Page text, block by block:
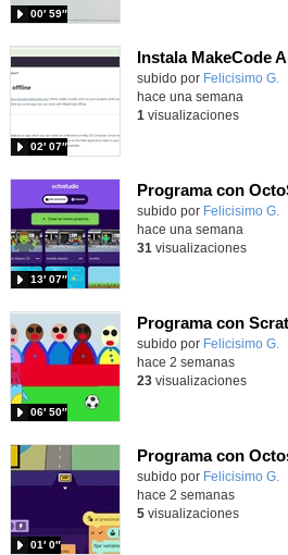
00′ 59″
Contenido educativo.
subido por Felicisimo G.
02′ 07″
hace una semana
1 visualizaciones
Contenido educativo.
subido por Felicisimo G.
13′ 07″
hace una semana
31 visualizaciones
Contenido educativo.
subido por Felicisimo G.
06′ 50″
hace 2 semanas
23visualizaciones
Contenido educativo.
subido por Felicisimo G.
01′ 0″
hace 2 semanas
5visualizaciones